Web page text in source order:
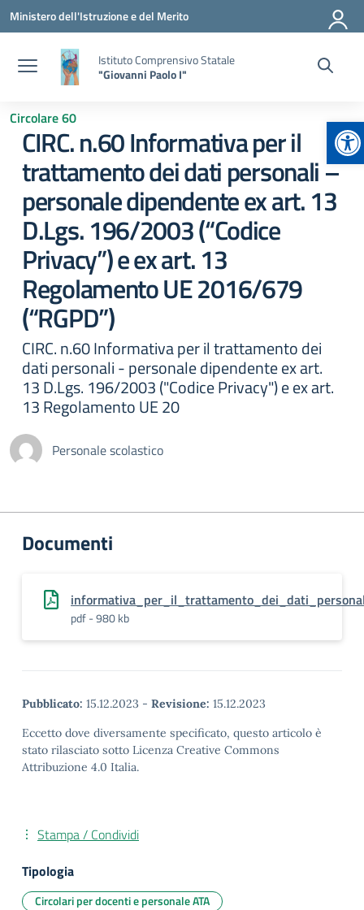
Vai ai contenuti
Vai al menu di navigazione
Vai al footer
Ministero dell'Istruzione e del Merito
Istituto Comprensivo Statale
"Giovanni Paolo I"
Circolare 60
CIRC. n.60 Informativa per il
trattamento dei dati personali –
personale dipendente ex art. 13
D.Lgs. 196/2003 (“Codice
Privacy”) e ex art. 13
Regolamento UE 2016/679
(“RGPD”)
CIRC. n.60 Informativa per il trattamento dei
dati personali - personale dipendente ex art.
13 D.Lgs. 196/2003 ("Codice Privacy") e ex art.
13 Regolamento UE 20
Personale scolastico
Documenti
pdf - 980 kb
Pubblicato: 15.12.2023 - Revisione: 15.12.2023
Eccetto dove diversamente specificato, questo articolo è
stato rilasciato sotto Licenza Creative Commons
Attribuzione 4.0 Italia.
Stampa / Condividi
Tipologia
Circolari per docenti e personale ATA